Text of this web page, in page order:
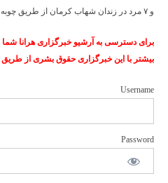
و ۷ مرد در زندان شهاب کرمان از طریق چوبه دار اعدام شدند. بنا به اطلاع گ...
برای دسترسی به آرشیو خبرگزاری هرانا شما
بیشتر با این خبرگزاری حقوق بشری از
Username
Password